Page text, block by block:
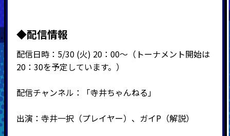
◆配信情報
配信日時：5/30 (火) 20：00～（トーナメント開始は
20：30を予定しています。）
配信チャンネル：「寺井ちゃんねる」
出演：寺井一択（プレイヤー）、ガイP（解説）